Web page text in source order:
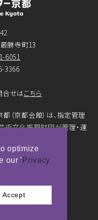
勝寺町13
6051
3366
合せはこちら
（京都会館）は、指定管理
文化振興財団が管理・運
rights reserved.
撮影：市川靖史
optimize
our ' Privacy
Accept